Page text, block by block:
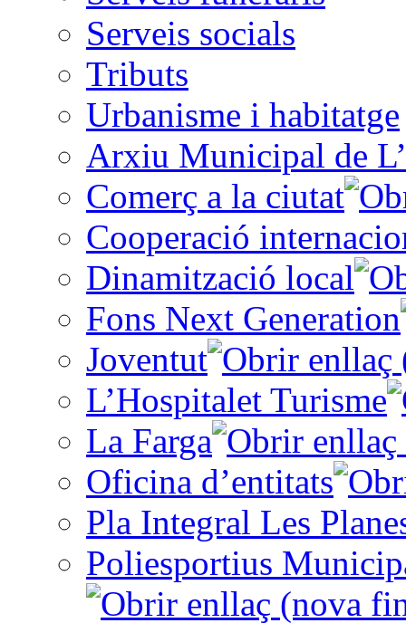
Serveis socials
Tributs
Urbanisme i habitatge
Arxiu Municipal de
Comerç a la ciutat
Cooperació
Dinamització local
Fons Next Generation
Joventut
L’Hospitalet Turisme
La Farga
Oficina d’entitats
Pla Integral Les
Poliesportius